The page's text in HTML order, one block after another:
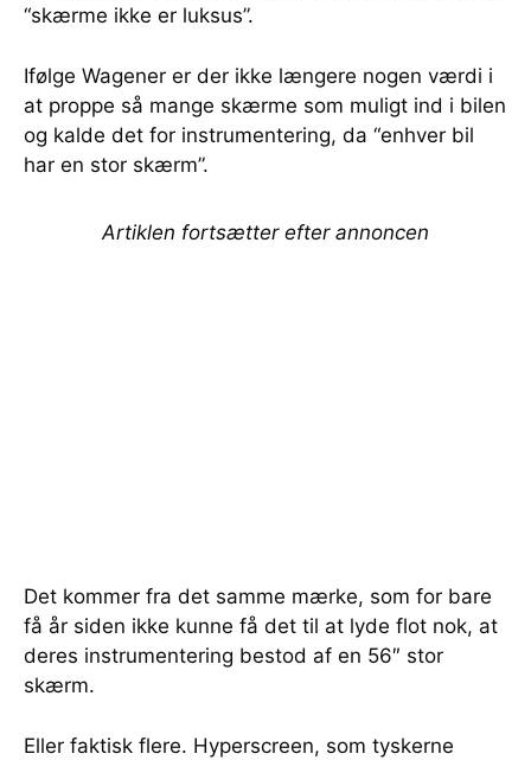
“skærme ikke er luksus”.
Ifølge Wagener er der ikke længere nogen værdi i
at proppe så mange skærme som muligt ind i bilen
og kalde det for instrumentering, da “enhver bil
har en stor skærm”.
Artiklen fortsætter efter annoncen
Det kommer fra det samme mærke, som for bare
få år siden ikke kunne få det til at lyde flot nok, at
deres instrumentering bestod af en 56″ stor
skærm.
Eller faktisk flere. Hyperscreen, som tyskerne